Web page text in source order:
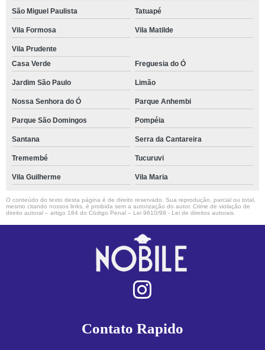
São Miguel Paulista Tatuapé
Vila Formosa Vila Matilde
Vila Prudente
Casa Verde
Freguesia do Ó
Jardim São Paulo Limão
Nossa Senhora do Ó Parque Anhembi
Parque São Domingos Pompéia
Santana Serra da Cantareira
Tremembé Tucuruvi
Vila Guilherme Vila Maria
O conteúdo do texto desta página é de direito reservado. Sua reprodução, parcial ou total,
mesmo citando nossos links, é proibida sem a autorização do autor. Crime de violação de
direito autoral – artigo 184 do Código Penal – Lei 9610/98 - Lei de direitos autorais.
Contato Rapido